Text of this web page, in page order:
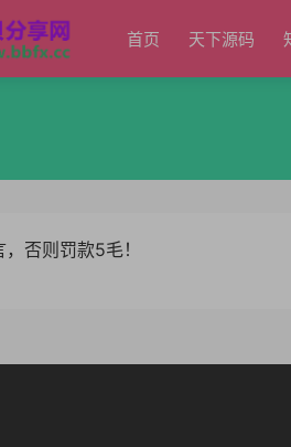
首页 天下源码
否则罚款5毛！